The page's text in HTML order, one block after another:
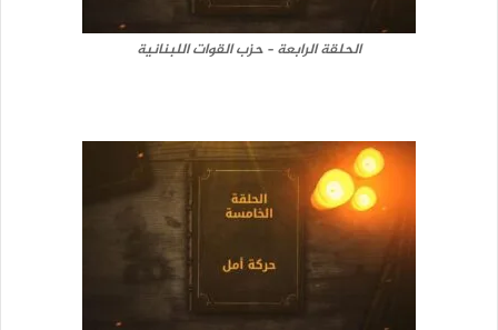
الحلقة الرابعة – حزب القوات اللبنانية